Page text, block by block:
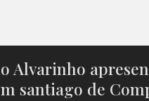
Alvarinho
santiago de